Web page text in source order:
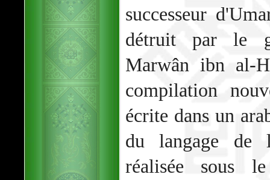
successeur
détruit par le
Marwân ibn al-
compilation
écrite dans un
du langage de
réalisée sous